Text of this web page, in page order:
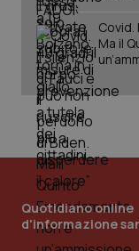
Covid.
Ma il
Quotidiano online
d'informazione